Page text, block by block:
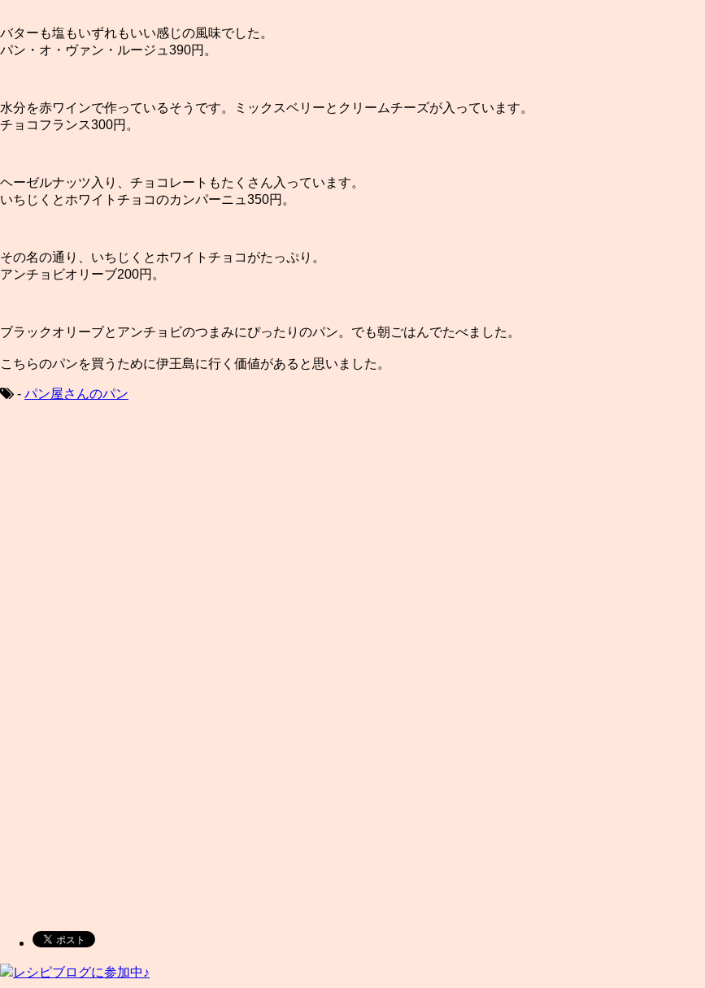
バターも塩もいずれもいい感じの風味でした。
パン・オ・ヴァン・ルージュ390円。
水分を赤ワインで作っているそうです。ミックスベリーとクリームチーズが入っています。
チョコフランス300円。
ヘーゼルナッツ入り、チョコレートもたくさん入っています。
いちじくとホワイトチョコのカンパーニュ350円。
その名の通り、いちじくとホワイトチョコがたっぷり。
アンチョビオリーブ200円。
ブラックオリーブとアンチョビのつまみにぴったりのパン。でも朝ごはんでたべました。
こちらのパンを買うために伊王島に行く価値があると思いました。
- パン屋さんのパン
レシピブログに参加中♪